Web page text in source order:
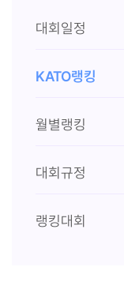
대회일정
KATO랭킹
월별랭킹
대회규정
랭킹대회